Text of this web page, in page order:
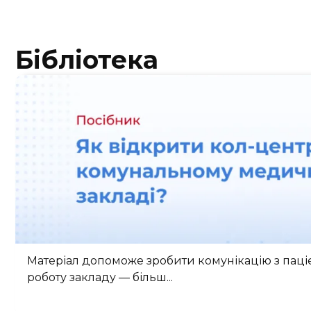
Бібліотека
Як відкрити кол-центр у
Матеріал допоможе зробити комунікацію з
роботу закладу — більш...